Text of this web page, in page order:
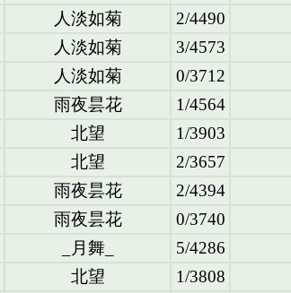
人淡如菊 2/4490
人淡如菊 3/4573
人淡如菊 0/3712
雨夜昙花 1/4564
北望 1/3903
北望 2/3657
雨夜昙花 2/4394
雨夜昙花 0/3740
_月舞_ 5/4286
北望 1/3808